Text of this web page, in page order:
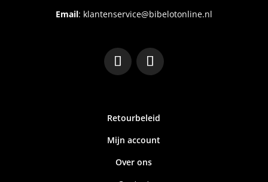
Email: klantenservice@bibelotonline.nl
Retourbeleid
Mijn account
Over ons